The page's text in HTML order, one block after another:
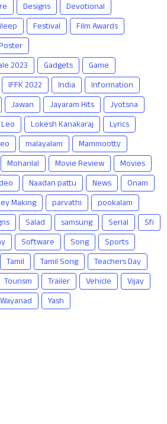
Designs
Devotional
Festival
Film Awards
2023
Gadgets
Game
IFFK 2022 India
Information
Jawan Jayaram Hits
Jyotsna
Leo Lokesh Kanakaraj
Lyrics
malayalam
Mammootty
Mohanlal Movie Review
Movies
Naadan pattu News
Onam
Making parvathi
pookalam
Salad samsung Serial
Sfi
Software Song
Sports
Tamil Tamil Song
Teachers Day
Tourism Trailer Vehicle
Vijay
Wayanad Yash